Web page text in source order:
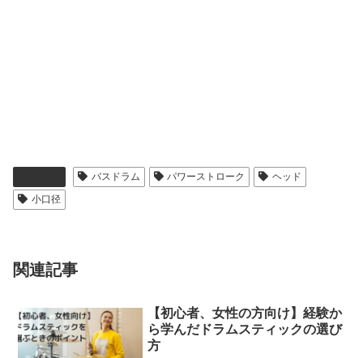
バスドラム パワーストローク
ヘッド
小口径
関連記事
【初心者、女性の方向け】経験か
ら学んだドラムスティックの選び
方